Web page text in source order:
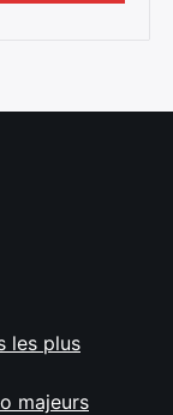
les plus
majeurs